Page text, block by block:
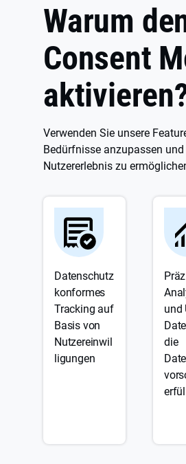
Warum
Consent
Verwenden Sie unsere
Bedürfnisse anzupassen
Nutzererlebnis zu
Datenschutz
konformes
Tracking auf
Basis von
Nutzereinwil
ligungen
und
die